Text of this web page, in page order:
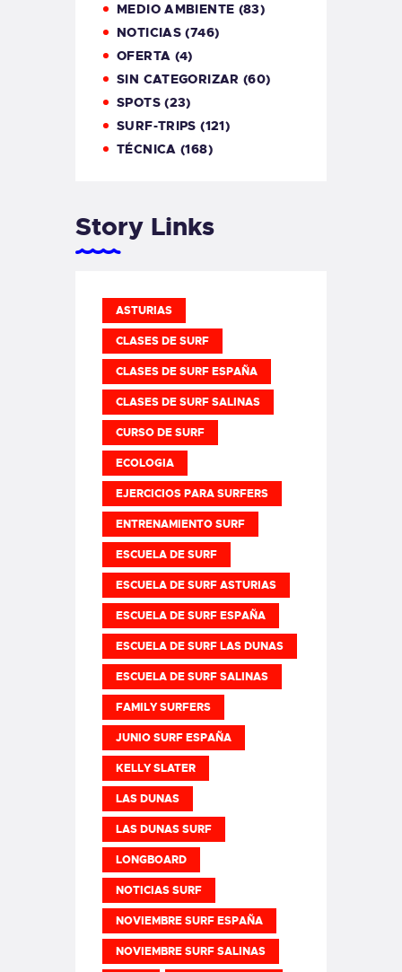
MEDIO AMBIENTE (83)
NOTICIAS (746)
OFERTA (4)
SIN CATEGORIZAR (60)
SPOTS(23)
SURF-TRIPS (121)
TÉCNICA (168)
Story Links
ASTURIAS
CLASES DE SURF
CLASES DE SURF ESPAÑA
CLASES DE SURF SALINAS
CURSO DE SURF
ECOLOGIA
EJERCICIOS PARA SURFERS
ENTRENAMIENTO SURF
ESCUELA DE SURF
ESCUELA DE SURF ASTURIAS
ESCUELA DE SURF ESPAÑA
ESCUELA DE SURF LAS DUNAS
ESCUELA DE SURF SALINAS
FAMILY SURFERS
JUNIO SURF ESPAÑA
KELLY SLATER
LAS DUNAS
LAS DUNAS SURF
LONGBOARD
NOTICIAS SURF
NOVIEMBRE SURF ESPAÑA
NOVIEMBRE SURF SALINAS